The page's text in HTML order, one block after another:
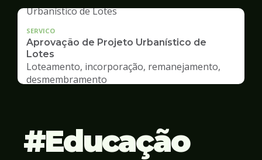
SERVICO
Aprovação de Projeto Urbanístico de
Lotes
Loteamento, incorporação, remanejamento,
desmembramento
Educação